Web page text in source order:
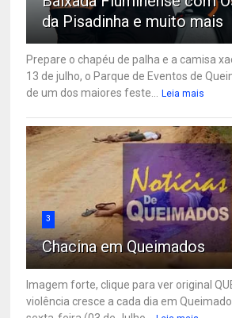
da Pisadinha e muito mais
Prepare o chapéu de palha e a camisa
13 de julho, o Parque de Eventos de
de um dos maiores feste...
Leia mais
3
Chacina em Queimados
Imagem forte, clique para ver original
violência cresce a cada dia em